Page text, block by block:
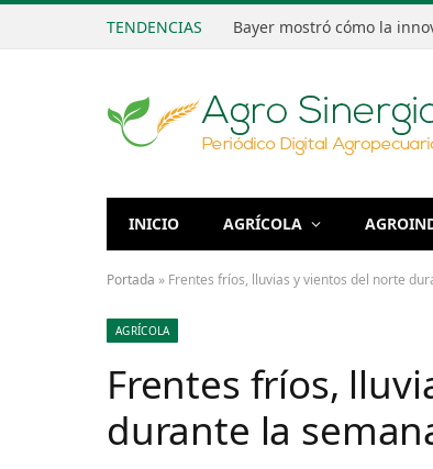
TENDENCIAS
INICIO AGRÍCOLA
Portada » Frentes fríos, lluvias y vientos del norte
AGRÍCOLA
Frentes fríos,
durante la